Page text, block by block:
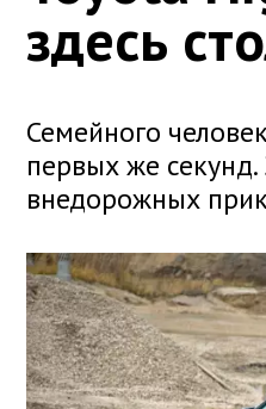
здесь
Семейного
первых же
внедорожных